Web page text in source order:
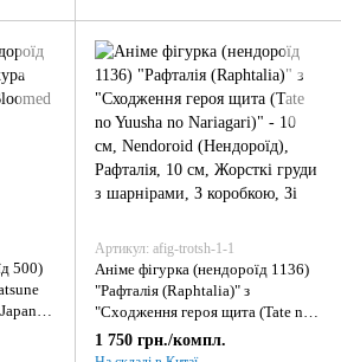
500)
-
Артикул: afig-trotsh-1-1
Аніме фігурка (нендороїд 1136)
"Рафталія (Raphtalia)" з
"Сходження героя щита (Tate no
Yuusha no Nariagari)" - 10 см
1 750 грн./компл.